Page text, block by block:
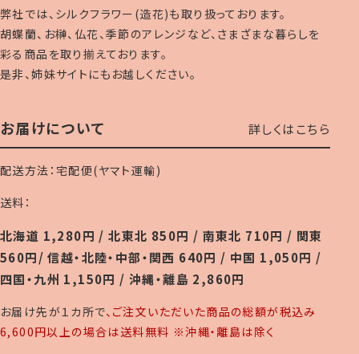
弊社では、シルクフラワー(造花)も取り扱っております。
胡蝶蘭、お榊、仏花、季節のアレンジなど、さまざまな暮らしを
彩る商品を取り揃えております。
是非、姉妹サイトにもお越しください。
お届けについて 詳しくはこちら
配送方法：宅配便(ヤマト運輸)
送料：
北海道 1,280円 / 北東北 850円 / 南東北 710円 / 関東
560円/ 信越・北陸・中部・関西 640円 / 中国 1,050円 /
四国・九州 1,150円 / 沖縄・離島 2,860円
お届け先が１カ所で、ご注文いただいた商品の総額が税込み
6,600円以上の場合は送料無料 ※沖縄・離島は除く